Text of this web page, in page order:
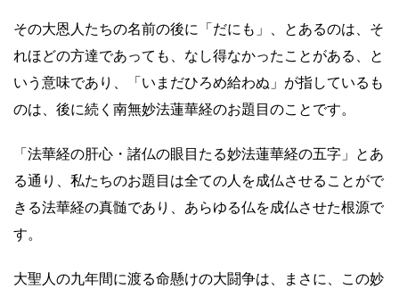
その大恩人たちの名前の後に「だにも」、とあるのは、そ
れほどの方達であっても、なし得なかったことがある、と
いう意味であり、「いまだひろめ給わぬ」が指しているも
のは、後に続く南無妙法蓮華経のお題目のことです。
「法華経の肝心・諸仏の眼目たる妙法蓮華経の五字」とあ
る通り、私たちのお題目は全ての人を成仏させることがで
きる法華経の真髄であり、あらゆる仏を成仏させた根源で
す。
大聖人の九年間に渡る命懸けの大闘争は、まさに、この妙